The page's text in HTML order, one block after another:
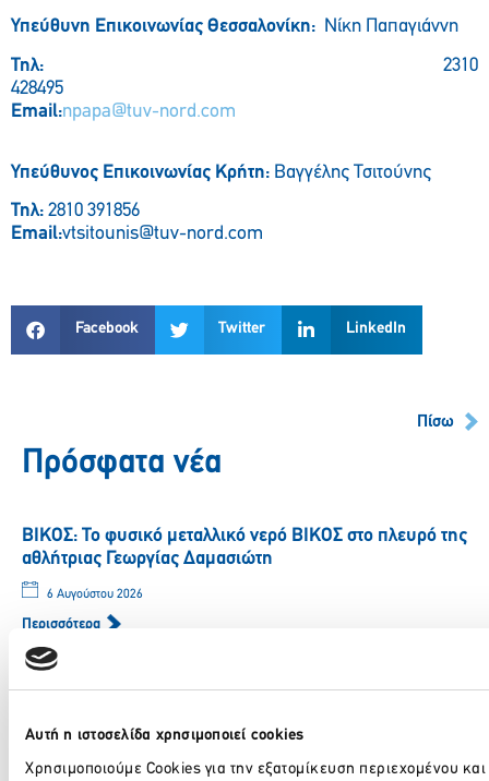
Αυτή η ιστοσελίδα χρησιμοποιεί cookies
Χρησιμοποιούμε Cookies για την εξατομίκευση περιεχομένου
Υπεύθυνη Επικοινωνίας Θεσσαλονίκη: Νίκη Παπαγιάννη
Τηλ: 2310
Email:npapa@tuv-nord.com
Υπεύθυνος Επικοινωνίας Κρήτη: Βαγγέλης Τσιτούνης
Τηλ: 2810 391856
Email:vtsitounis@tuv-nord.com
Facebook Twitter LinkedIn
Πίσω
Πρόσφατα νέα
ΒΙΚΟΣ: Το φυσικό μεταλλικό νερό ΒΙΚΟΣ στο πλευρό της
αθλήτριας Γεωργίας Δαμασιώτη
6 Αυγούστου 2026
Περισσότερα
των αθλητών που στηρίζει το φυσικό μεταλλικό νερό
ΒΙΚΟΣ.